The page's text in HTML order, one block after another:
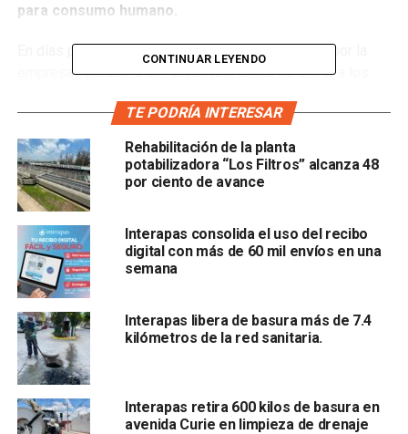
para consumo humano.
En días pasados el agua tuvo que ser desfogada por la
empresa operadora del acueducto antes de entrar a los
el agua tenía un color turbio.
La madrugada de este sábado se informó que
el aguan
ya llegaba limpia, por lo que se estaría recibiendo para su
envío vía red a colonias de la ciudad.
También lee:
“El Realito
CONTINUAR LEYENDO
TE PODRÍA INTERESAR
Rehabilitación de la planta
potabilizadora “Los Filtros” alcanza 48
por ciento de avance
Interapas consolida el uso del recibo
digital con más de 60 mil envíos en una
semana
Interapas libera de basura más de 7.4
kilómetros de la red sanitaria.
Interapas retira 600 kilos de basura en
avenida Curie en limpieza de drenaje